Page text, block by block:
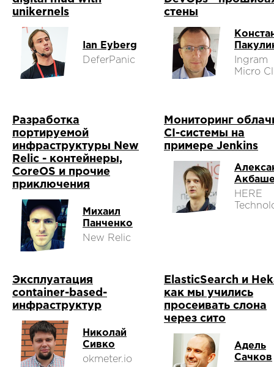
unikernels
Ian Eyberg
DeferPanic
стены
Ingram
Micro
Разработка
портируемой
инфраструктуры New
Relic - контейнеры,
CoreOS и прочие
приключения
Михаил
Панченко
New Relic
Мониторинг
CI-системы на
примере Jenkins
HERE
Эксплуатация
container-based-
инфраструктур
Николай
Сивко
okmeter.io
ElasticSearch и
как мы учились
просеивать слона
через сито
Адель
Сачков